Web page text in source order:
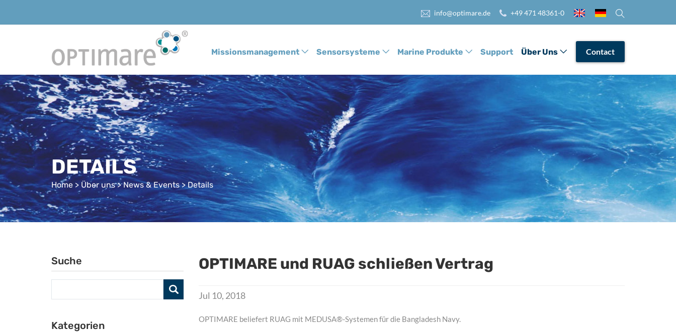
info@optimare.de +49 471 48361-0
Contact
Missionsmanagement Sensorsysteme Marine Produkte Support Über Uns
DETAILS
Home > Über uns>News & Events> Details
Suche
Kategorien
OPTIMARE und RUAG schließen Vertrag
Jul 10, 2018
OPTIMARE beliefert RUAG mit MEDUSA®-Systemen für die Bangladesh Navy.